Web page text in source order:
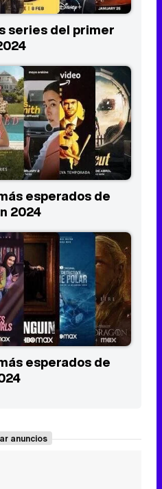
series del primer
esperados de
2024
esperados de
anuncios